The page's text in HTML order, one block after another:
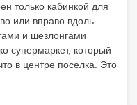
только кабинкой для
или вправо вдоль
и шезлонгами
супермаркет, который
в центре поселка. Это